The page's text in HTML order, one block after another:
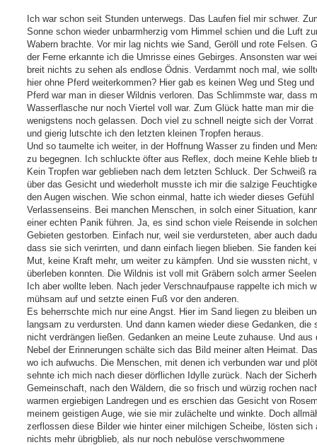
Ich war schon seit Stunden unterwegs. Das Laufen fiel mir schwer.
Sonne schon wieder unbarmherzig vom Himmel schien und die Luft
Wabern brachte. Vor mir lag nichts wie Sand, Geröll und rote Felsen.
der Ferne erkannte ich die Umrisse eines Gebirges. Ansonsten war
breit nichts zu sehen als endlose Ödnis. Verdammt noch mal, wie
hier ohne Pferd weiterkommen? Hier gab es keinen Weg und Steg und
Pferd war man in dieser Wildnis verloren. Das Schlimmste war, dass
Wasserflasche nur noch Viertel voll war. Zum Glück hatte man mir die
wenigstens noch gelassen. Doch viel zu schnell neigte sich der Vorrat
und gierig lutschte ich den letzten kleinen Tropfen heraus.
Und so taumelte ich weiter, in der Hoffnung Wasser zu finden und
zu begegnen. Ich schluckte öfter aus Reflex, doch meine Kehle blieb
Kein Tropfen war geblieben nach dem letzten Schluck. Der Schweiß
über das Gesicht und wiederholt musste ich mir die salzige
den Augen wischen. Wie schon einmal, hatte ich wieder dieses Gefühl
Verlassenseins. Bei manchen Menschen, in solch einer Situation,
einer echten Panik führen. Ja, es sind schon viele Reisende in solchen
Gebieten gestorben. Einfach nur, weil sie verdursteten, aber auch
dass sie sich verirrten, und dann einfach liegen blieben. Sie fanden
Mut, keine Kraft mehr, um weiter zu kämpfen. Und sie wussten nicht,
überleben konnten. Die Wildnis ist voll mit Gräbern solch armer
Ich aber wollte leben. Nach jeder Verschnaufpause rappelte ich mich
mühsam auf und setzte einen Fuß vor den anderen.
Es beherrschte mich nur eine Angst. Hier im Sand liegen zu bleiben
langsam zu verdursten. Und dann kamen wieder diese Gedanken, die
nicht verdrängen ließen. Gedanken an meine Leute zuhause. Und aus
Nebel der Erinnerungen schälte sich das Bild meiner alten Heimat.
wo ich aufwuchs. Die Menschen, mit denen ich verbunden war und
sehnte ich mich nach dieser dörflichen Idylle zurück. Nach der
Gemeinschaft, nach den Wäldern, die so frisch und würzig rochen
warmen ergiebigen Landregen und es erschien das Gesicht von
meinem geistigen Auge, wie sie mir zulächelte und winkte. Doch
zerflossen diese Bilder wie hinter einer milchigen Scheibe, lösten sich
nichts mehr übrigblieb, als nur noch nebulöse verschwommene